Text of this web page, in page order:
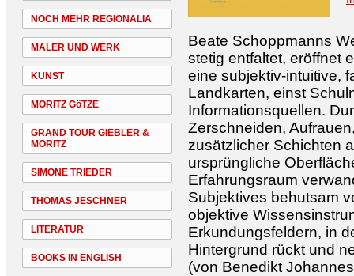
NOCH MEHR REGIONALIA
MALER UND WERK
KUNST
MORITZ GöTZE
GRAND TOUR GIEBLER &
MORITZ
SIMONE TRIEDER
THOMAS JESCHNER
LITERATUR
BOOKS IN ENGLISH
Beate Schoppmanns
stetig entfaltet, eröffnet
eine subjektiv-intuitive,
Landkarten, einst
Informationsquellen.
Zerschneiden,
zusätzlicher Schichten
ursprüngliche
Erfahrungsraum
Subjektives behutsam
objektive
Erkundungsfeldern, in
Hintergrund rückt und
(von Benedikt